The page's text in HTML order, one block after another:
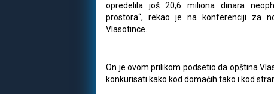
opredelila još 20,6 miliona dinara
prostora“, rekao je na konferenciji za
Vlasotince.
On je ovom prilikom podsetio da opština
konkurisati kako kod domaćih tako i kod